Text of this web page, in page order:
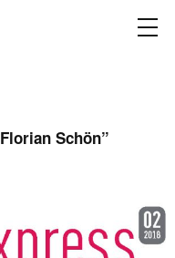
Florian Schön”